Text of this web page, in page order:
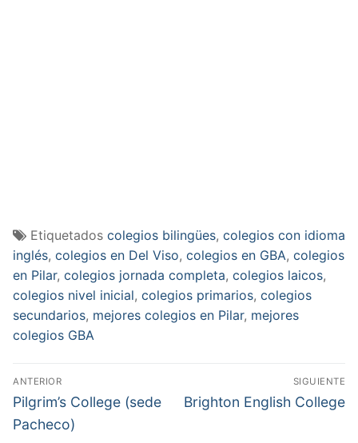
Etiquetados colegios bilingües, colegios con idioma
inglés, colegios en Del Viso, colegios en GBA, colegios
en Pilar, colegios jornada completa, colegios laicos,
colegios nivel inicial, colegios primarios, colegios
secundarios, mejores colegios en Pilar, mejores
colegios GBA
Navegación
de
entradas
ANTERIOR
Entrada
anterior:
Pilgrim’s College (sede
Pacheco)
SIGUIENTE
Entrada
Brighton English College